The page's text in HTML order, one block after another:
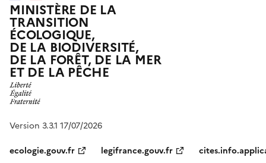
MINISTÈRE DE LA
TRANSITION
ÉCOLOGIQUE,
DE LA BIODIVERSITÉ,
DE LA FORÊT, DE LA MER
ET DE LA PÊCHE
Version 3.3.1 17/07/2026
ecologie.gouv.fr
legifrance.gouv.fr